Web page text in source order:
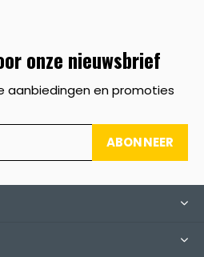
onze nieuwsbrief
aanbiedingen en promoties
ABONNEER